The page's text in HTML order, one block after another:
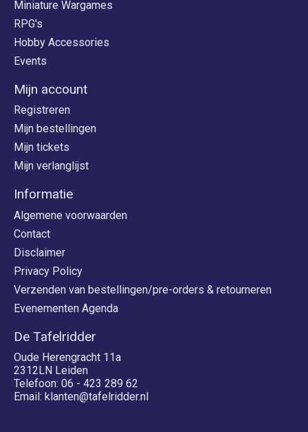
Miniature Wargames
RPG's
Hobby Accessories
Events
Mijn account
Registreren
Mijn bestellingen
Mijn tickets
Mijn verlanglijst
Informatie
Algemene voorwaarden
Contact
Disclaimer
Privacy Policy
Verzenden van bestellingen/pre-orders & retourneren
Evenementen Agenda
De Tafelridder
Oude Herengracht 11a
2312LN Leiden
Telefoon: 06 - 423 289 62
Email: klanten@tafelridder.nl